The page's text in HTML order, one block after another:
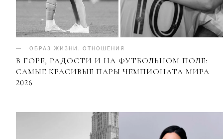
ОБРАЗ ЖИЗНИ ОТНОШЕНИЯ
В ГОРЕ, РАДОСТИ И НА ФУТБОЛЬНОМ ПОЛЕ:
САМЫЕ КРАСИВЫЕ ПАРЫ ЧЕМПИОНАТА МИРА
2026